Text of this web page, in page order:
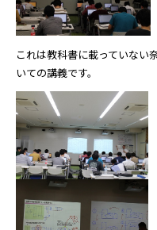
これは教科書に載っていない
いての講義です。